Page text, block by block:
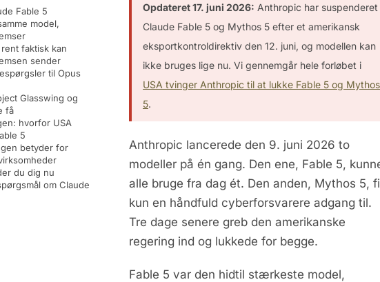
Fable 5
model,
faktisk kan
sender
til Opus
Glasswing og
få
hvorfor USA
5
betyder for
du dig nu
om Claude
Opdateret 17. juni 2026: Anthropic har suspenderet
Claude Fable 5 og Mythos 5 efter et amerikansk
eksportkontroldirektiv den 12. juni, og modellen kan
ikke bruges lige nu. Vi gennemgår hele forløbet i
USA tvinger Anthropic til at lukke Fable 5 og Mythos
5.
Anthropic lancerede den 9. juni 2026 to
modeller på én gang. Den ene, Fable 5,
alle bruge fra dag ét. Den anden, Mythos 5,
kun en håndfuld cyberforsvarere adgang til.
Tre dage senere greb den amerikanske
regering ind og lukkede for begge.
Fable 5 var den hidtil stærkeste model,